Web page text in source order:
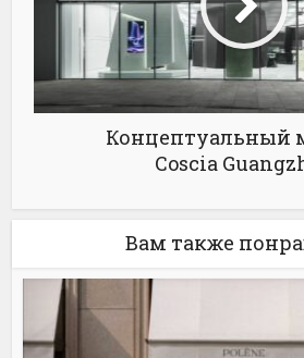
Концептуальный
Coscia
Вам также